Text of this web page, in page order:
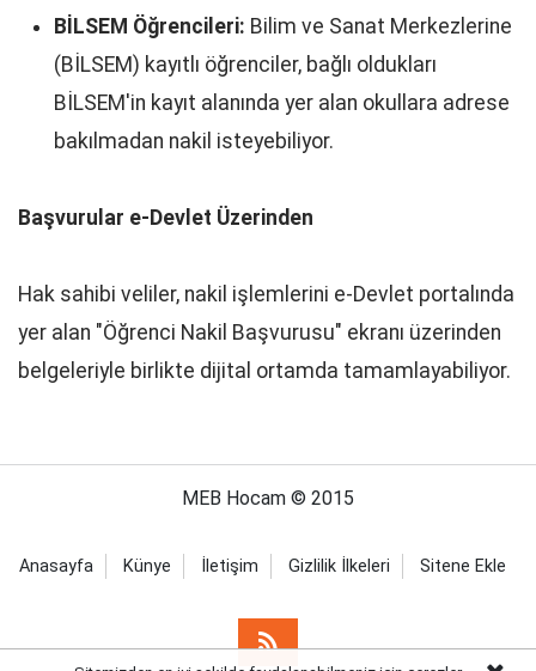
BİLSEM Öğrencileri: Bilim ve Sanat Merkezlerine
(BİLSEM) kayıtlı öğrenciler, bağlı oldukları
BİLSEM'in kayıt alanında yer alan okullara adrese
bakılmadan nakil isteyebiliyor.
Başvurular e-Devlet Üzerinden
Hak sahibi veliler, nakil işlemlerini e-Devlet portalında
yer alan "Öğrenci Nakil Başvurusu" ekranı üzerinden
belgeleriyle birlikte dijital ortamda tamamlayabiliyor.
MEB Hocam © 2015
Anasayfa Künye İletişim Gizlilik İlkeleri Sitene Ekle